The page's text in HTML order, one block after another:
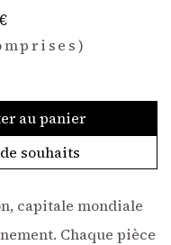
€
au panier
souhaits
capitale mondiale
Chaque pièce